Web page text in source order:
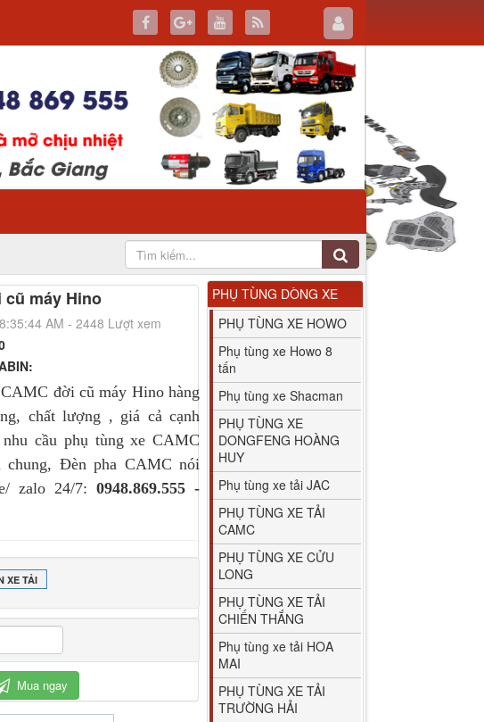
cũ máy Hino
AM - 2448 Lượt xem
đời cũ máy Hino hàng
chất lượng , giá cả cạnh
cầu phụ tùng xe CAMC
Đèn pha CAMC nói
zalo 24/7:0948.869.555 -
XE TẢI
Mua ngay
PHỤ TÙNG DÒNG XE
PHỤ TÙNG XE HOWO
Phụ tùng xe Howo 8
tấn
Phụ tùng xe Shacman
PHỤ TÙNG XE
DONGFENG HOÀNG
HUY
Phụ tùng xe tải JAC
PHỤ TÙNG XE TẢI
CAMC
PHỤ TÙNG XE CỬU
LONG
PHỤ TÙNG XE TẢI
CHIẾN THẮNG
Phụ tùng xe tải HOA
MAI
PHỤ TÙNG XE TẢI
TRƯỜNG HẢI